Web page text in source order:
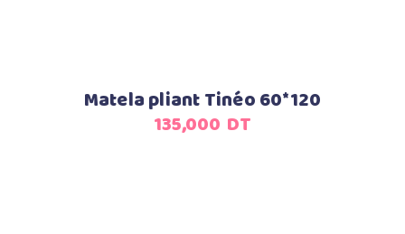
Matela pliant Tinéo 60*120
135,000 DT